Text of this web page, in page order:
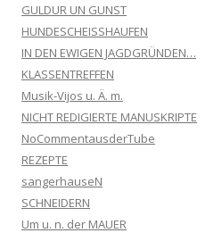
GULDUR UN GUNST
HUNDESCHEISSHAUFEN
IN DEN EWIGEN JAGDGRÜNDEN…
KLASSENTREFFEN
Musik-Vijos u. Ä. m.
NICHT REDIGIERTE MANUSKRIPTE
NoCommentausderTube
REZEPTE
sangerhauseN
SCHNEIDERN
Um u. n. der MAUER